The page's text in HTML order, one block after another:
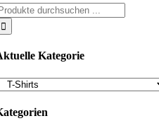
Kategorie